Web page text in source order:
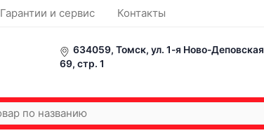
Гарантии и сервис Контакты
634059, Томск, ул. 1-я Ново-Деповская
69, стр. 1